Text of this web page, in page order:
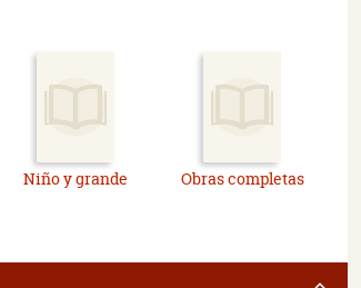
Niño y grande Obras completas